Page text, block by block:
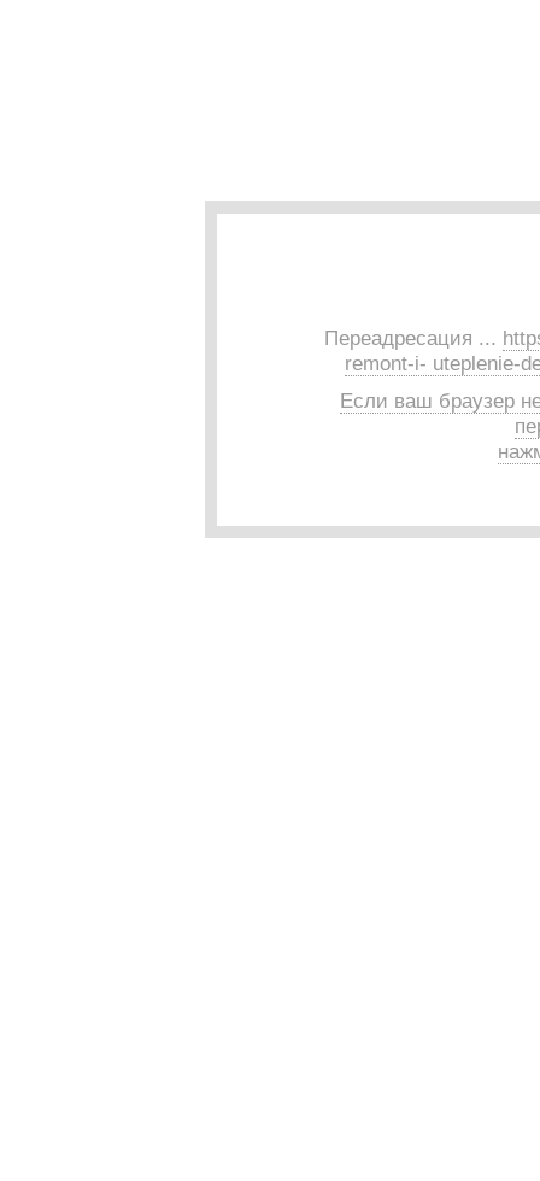
Переадресация ...
remont-i- uteplenie-
Если ваш браузер